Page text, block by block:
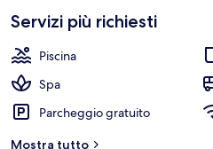
Servizi più richiesti
Piscina
Spa
Parcheggio gratuito
Mostra tutto